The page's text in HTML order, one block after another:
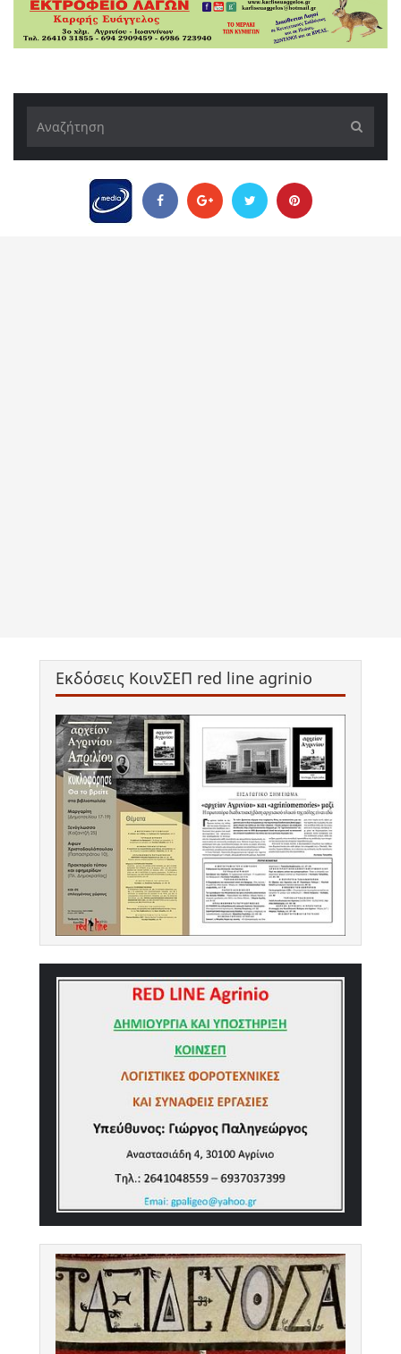
Εκδόσεις ΚοινΣΕΠ red line agrinio